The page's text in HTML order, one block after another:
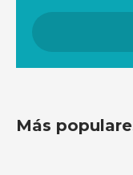
Más